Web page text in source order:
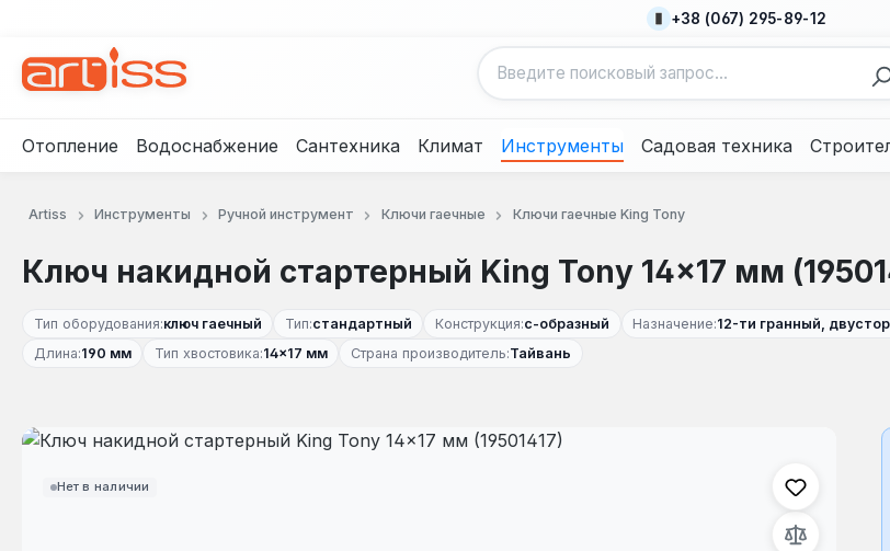
+38 (067) 295-89-12
Отопление Водоснабжение Сантехника Климат Инструменты Садовая техника
Artiss Инструменты Ручной инструмент Ключи гаечные Ключи гаечные King Tony
Ключ накидной стартерный King Tony 14×17 мм
Тип оборудования:ключ гаечный Тип:стандартный Конструкция:с-образный Назначение:12-ти гранный,
Длина:190 мм Тип хвостовика:14×17 мм Страна производитель:Тайвань
Нет в наличии
Пропустить галерею изображений